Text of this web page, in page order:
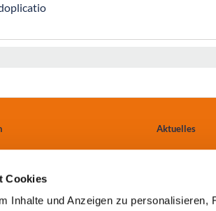
Cookies
Inhalte und Anzeigen zu personalisieren,
Aktuelles
Anfahrt